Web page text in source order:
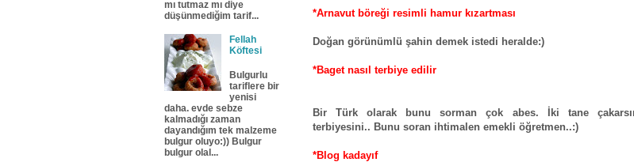
*Arnavut böreği resimli hamur kızartması
Doğan görünümlü şahin demek istedi heralde:)
*Baget nasıl terbiye edilir
Bir Türk olarak bunu sorman çok abes. İki tane
terbiyesini.. Bunu soran ihtimalen emekli öğretmen..:)
*Blog kadayıf
mı tutmaz mı diye
düşünmediğim tarif...
Fellah
Köftesi
Bulgurlu
tariflere bir
yenisi
daha. evde sebze
kalmadığı zaman
dayandığım tek malzeme
bulgur oluyo:)) Bulgur
bulgur olal...